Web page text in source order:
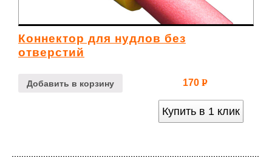
Коннектор для нудлов без
отверстий
Добавить в корзину 170 Р
Купить в 1 клик